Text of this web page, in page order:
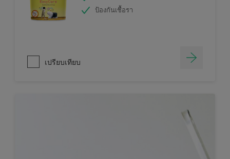
ป้องกันเชื้อรา
เปรียบเทียบ